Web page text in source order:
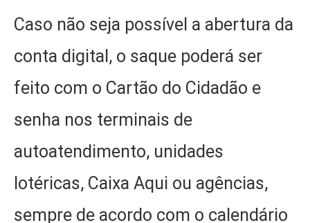
Caso não seja possível a abertura da
conta digital, o saque poderá ser
feito com o Cartão do Cidadão e
senha nos terminais de
autoatendimento, unidades
lotéricas, Caixa Aqui ou agências,
sempre de acordo com o calendário